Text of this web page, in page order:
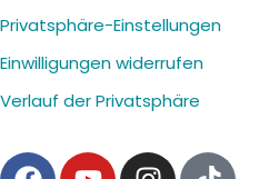
Privatsphäre-Einstellungen
Einwilligungen widerrufen
Verlauf der Privatsphäre